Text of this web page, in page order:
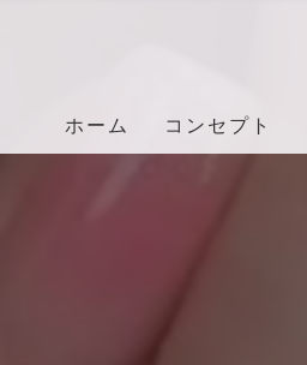
ホーム コンセプト